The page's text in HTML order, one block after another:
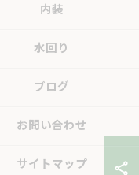
内装
水回り
ブログ
お問い合わせ
サイトマップ